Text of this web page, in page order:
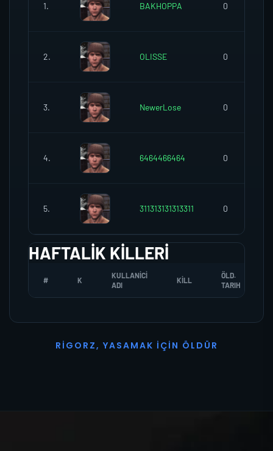
1. BAKHOPPA 0
2. OLISSE 0
3. NewerLose 0
4. 6464466464 0
5. 311313131313311 0
HAFTALIK KILLERI
# K
KULLANICI
ADI
KILL
ÖLD.
TARIH
R I G O R Z, YASAMAK İ ÇI N Ö L D Ü R